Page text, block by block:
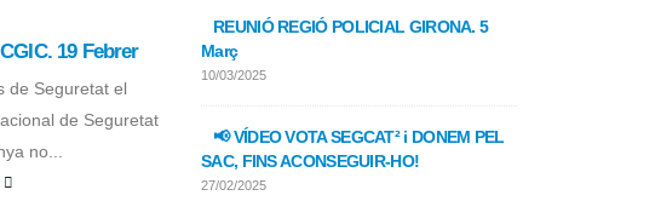
19 Febrer
de Seguretat el
de Seguretat
no...
29
febr.
Sindicat Nacional de Seguretat
REUNIÓ REGIÓ POLICIAL GIRONA. 5
Març
10/03/2025
📢 VÍDEO VOTA SEGCAT² i DONEM PEL
SAC, FINS ACONSEGUIR-HO!
27/02/2025